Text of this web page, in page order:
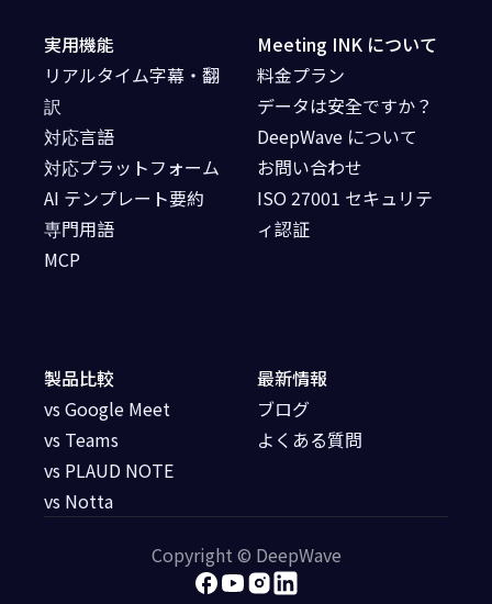
実用機能
リアルタイム字幕・翻
訳
対応言語
対応プラットフォーム
AI テンプレート要約
専門用語
MCP
最新情報
ブログ
よくある質問
製品比較
vs Google Meet
vs Teams
vs PLAUD NOTE
vs Notta
Meeting INK について
料金プラン
データは安全ですか？
DeepWave について
お問い合わせ
ISO 27001 セキュリテ
ィ認証
Copyright © DeepWave